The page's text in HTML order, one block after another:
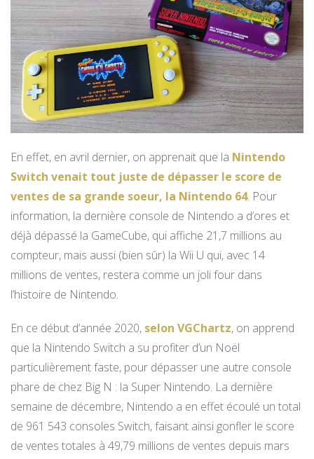
En effet, en avril dernier, on apprenait que la Nintendo
Switch venait tout juste de dépasser le score de
ventes de sa grande soeur, la Nintendo 64. Pour
information, la dernière console de Nintendo a d’ores et
déjà dépassé la GameCube, qui affiche 21,7 millions au
compteur, mais aussi (bien sûr) la Wii U qui, avec 14
millions de ventes, restera comme un joli four dans
l’histoire de Nintendo.
En ce début d’année 2020, selon VGChartz, on apprend
que la Nintendo Switch a su profiter d’un Noël
particulièrement faste, pour dépasser une autre console
phare de chez Big N : la Super Nintendo. La dernière
semaine de décembre, Nintendo a en effet écoulé un total
de 961 543 consoles Switch, faisant ainsi gonfler le score
de ventes totales à 49,79 millions de ventes depuis mars